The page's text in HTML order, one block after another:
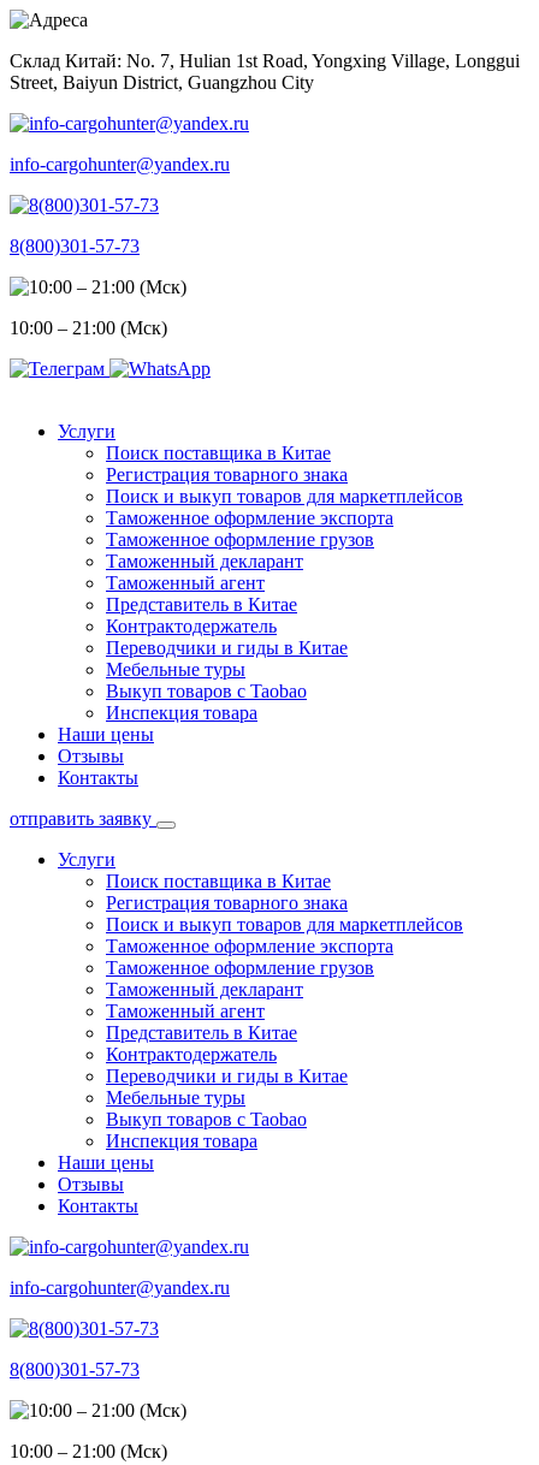
Skip
content
Склад Китай: No. 7, Hulian 1st Road, Yongxing Village, Longgui
Street, Baiyun District, Guangzhou City
info-cargohunter@yandex.ru
8(800)301-57-73
10:00 – 21:00 (Мск)
Услуги
Поиск поставщика в Китае
Регистрация товарного знака
Поиск и выкуп товаров для маркетплейсов
Таможенное оформление экспорта
Таможенное оформление грузов
Таможенный декларант
Таможенный агент
Представитель в Китае
Контрактодержатель
Переводчики и гиды в Китае
Мебельные туры
Выкуп товаров с Taobao
Инспекция товара
Наши цены
Отзывы
Контакты
отправить заявку
Услуги
Поиск поставщика в Китае
Регистрация товарного знака
Поиск и выкуп товаров для маркетплейсов
Таможенное оформление экспорта
Таможенное оформление грузов
Таможенный декларант
Таможенный агент
Представитель в Китае
Контрактодержатель
Переводчики и гиды в Китае
Мебельные туры
Выкуп товаров с Taobao
Инспекция товара
Наши цены
Отзывы
Контакты
info-cargohunter@yandex.ru
8(800)301-57-73
10:00 – 21:00 (Мск)